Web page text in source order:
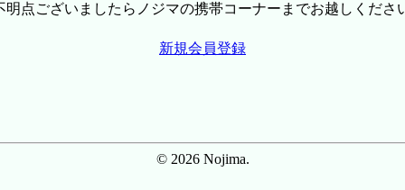
点ございましたらノジマの携帯コーナーまでお越しくださ
新規会員登録
© 2026 Nojima.